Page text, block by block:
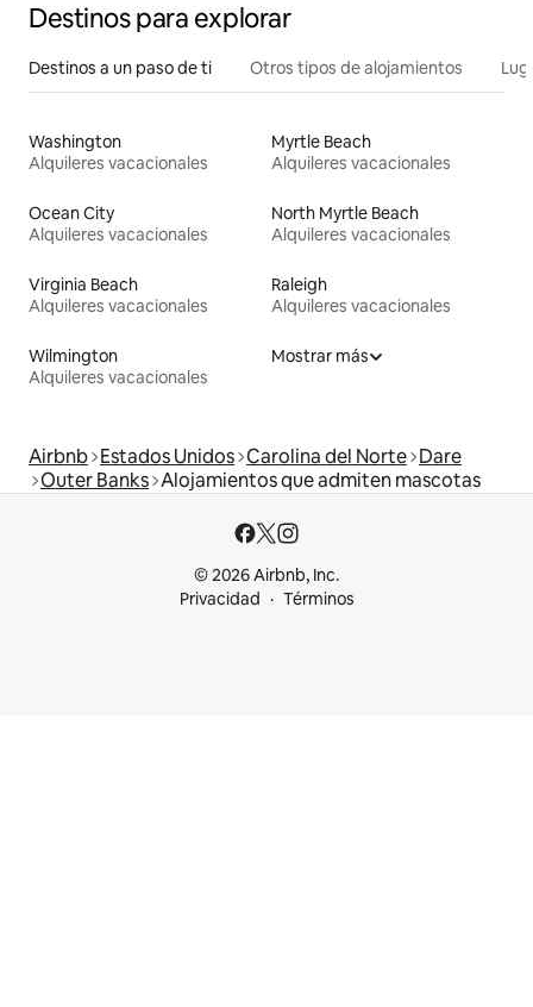
Destinos para explorar
Destinos a un paso de ti Otros tipos de alojamientos
Washington
Alquileres vacacionales
Myrtle Beach
Alquileres vacacionales
Ocean City
Alquileres vacacionales
North Myrtle Beach
Alquileres vacacionales
Virginia Beach
Alquileres vacacionales
Raleigh
Alquileres vacacionales
Wilmington
Alquileres vacacionales
Mostrar más
Airbnb Estados Unidos Carolina del Norte Dare
Outer Banks Alojamientos que admiten mascotas
© 2026 Airbnb, Inc.
Privacidad
Términos